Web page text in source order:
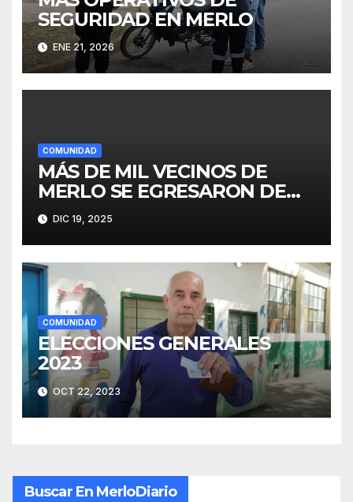
SEGURIDAD EN MERLO
ENE 21, 2026
COMUNIDAD
MÁS DE MIL VECINOS DE
MERLO SE EGRESARON DE
FINES
DIC 19, 2025
COMUNIDAD
ELECCIONES GENERALES
2023
OCT 22, 2023
Buscar En MerloDiario